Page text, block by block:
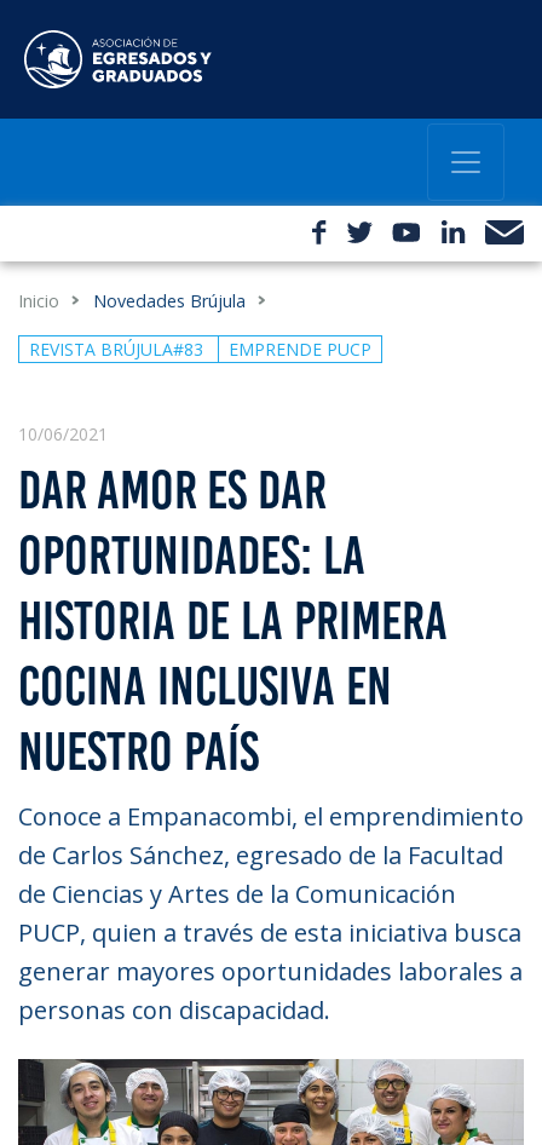
Inicio Novedades Brújula
REVISTA BRÚJULA#83 EMPRENDE PUCP
10/06/2021
DAR AMOR ES DAR
OPORTUNIDADES: LA
HISTORIA DE LA PRIMERA
COCINA INCLUSIVA EN
NUESTRO PAÍS
Conoce a Empanacombi, el emprendimiento
de Carlos Sánchez, egresado de la Facultad
de Ciencias y Artes de la Comunicación
PUCP, quien a través de esta iniciativa busca
generar mayores oportunidades laborales a
personas con discapacidad.